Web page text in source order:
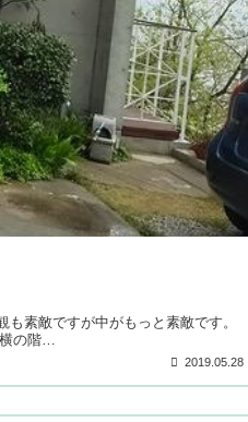
素敵ですが中がもっと素敵です。
横の階…
2019.05.28